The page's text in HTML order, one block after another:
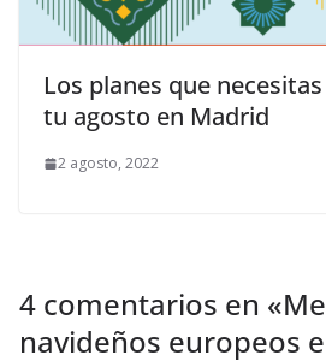
Los planes que
tu agosto en Madrid
2 agosto, 2022
4 comentarios en «
navideños europeos